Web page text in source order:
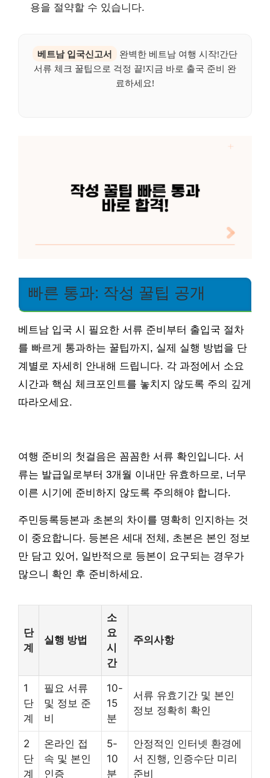
용을 절약할 수 있습니다.
베트남 입국신고서
완벽한 베트남 여행 시작!간단
서류 체크 꿀팁으로 걱정 끝!지금 바로 출국 준비 완
료하세요!
빠른 통과: 작성 꿀팁 공개
베트남 입국 시 필요한 서류 준비부터 출입국 절차
를 빠르게 통과하는 꿀팁까지, 실제 실행 방법을 단
계별로 자세히 안내해 드립니다. 각 과정에서 소요
시간과 핵심 체크포인트를 놓치지 않도록 주의 깊게
따라오세요.
여행 준비의 첫걸음은 꼼꼼한 서류 확인입니다. 서
류는 발급일로부터 3개월 이내만 유효하므로, 너무
이른 시기에 준비하지 않도록 주의해야 합니다.
주민등록등본과 초본의 차이를 명확히 인지하는 것
이 중요합니다. 등본은 세대 전체, 초본은 본인 정보
만 담고 있어, 일반적으로 등본이 요구되는 경우가
많으니 확인 후 준비하세요.
단
계
실행 방법
소
요
시
간
주의사항
1
단
계
필요 서류
및 정보 준
비
10-
15
분
서류 유효기간 및 본인
정보 정확히 확인
2
단
계
온라인 접
속 및 본인
인증
5-
10
분
안정적인 인터넷 환경에
서 진행, 인증수단 미리
준비